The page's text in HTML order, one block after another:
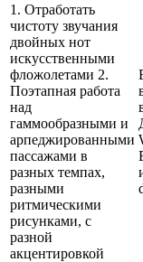
1. Отработать
чистоту звучания
двойных нот
искусственными
фложолетами 2.
Поэтапная работа
над
гаммообразными и
арпеджированными
пассажами в
разных темпах,
разными
ритмическими
рисунками, с
разной
акцентировкой